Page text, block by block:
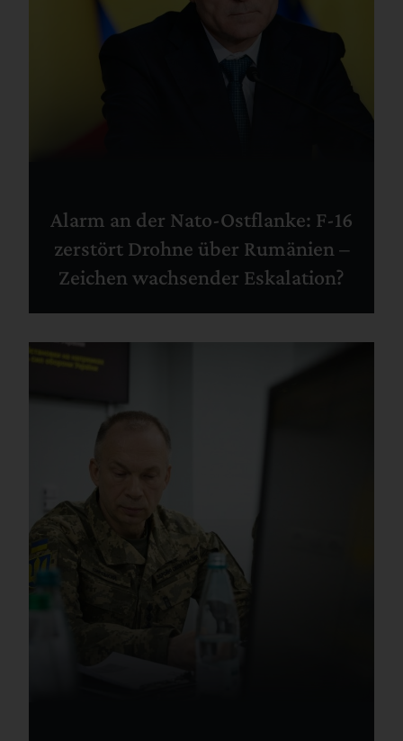
Alarm an der Nato-Ostflanke: F-16
zerstört Drohne über Rumänien –
Zeichen wachsender Eskalation?